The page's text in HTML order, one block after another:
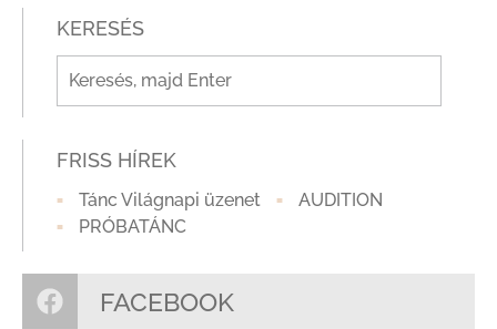
KERESÉS
FRISS HÍREK
Tánc Világnapi üzenet
AUDITION
PRÓBATÁNC
FACEBOOK